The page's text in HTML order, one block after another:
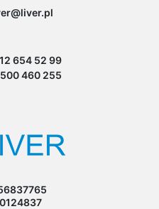
654 52 99
460 255